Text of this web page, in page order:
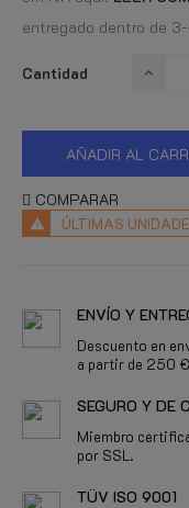
entregado dentro de
Cantidad
AÑADIR AL
COMPARAR
ÚLTIMAS
ENVÍO Y
Descuento en
a partir de 250 €
SEGURO Y DE
Miembro
por SSL.
TÜV ISO 9001